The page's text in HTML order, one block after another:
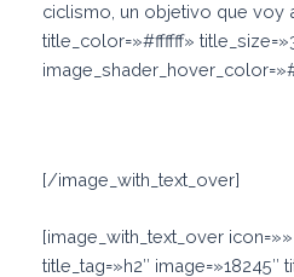
ciclismo, un objetivo que voy
title_color=»#ffffff»
[/image_with_text_over]
[image_with_text_over
title_tag=»h2″ image=»18245″